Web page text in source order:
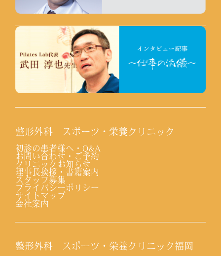
整形外科 スポーツ・栄養クリニック
初診の患者様へ・Q&A
お問い合わせ・ご予約
クリニックお知らせ
理事長挨拶・書籍案内
スタッフ募集
プライバシーポリシー
サイトマップ
会社案内
整形外科 スポーツ・栄養クリニック福岡